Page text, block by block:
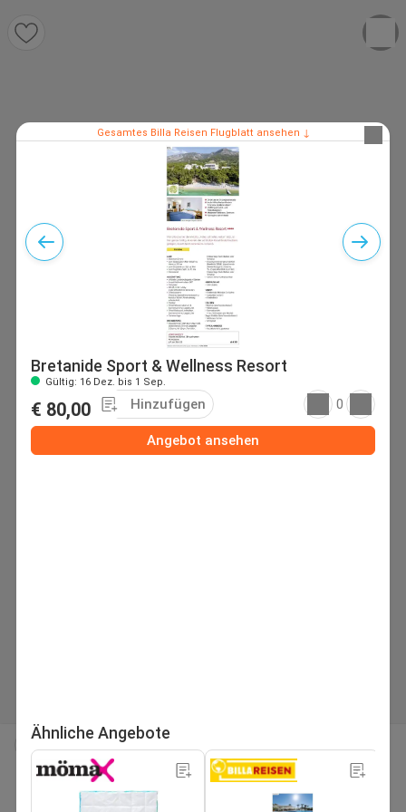
seite
1/197
Gesamtes Billa Reisen Flugblatt ansehen ↓
Bretanide Sport & Wellness Resort
Gültig: 16 Dez. bis 1 Sep.
€ 80,00 Hinzufügen 0
Angebot ansehen
Ähnliche Angebote